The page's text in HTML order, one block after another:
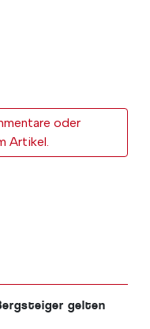
oder
Artikel.
gelten